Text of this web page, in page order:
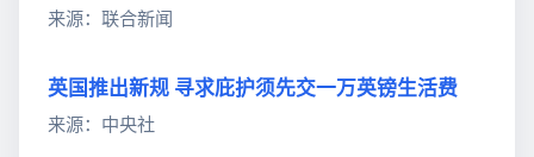
来源：联合新闻
英国推出新规 寻求庇护须先交一万英镑生活费
来源：中央社